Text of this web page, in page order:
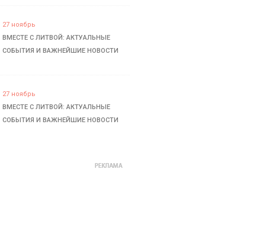
27 ноябрь
ВМЕСТЕ С ЛИТВОЙ: АКТУАЛЬНЫЕ
СОБЫТИЯ И ВАЖНЕЙШИЕ НОВОСТИ
27 ноябрь
ВМЕСТЕ С ЛИТВОЙ: АКТУАЛЬНЫЕ
СОБЫТИЯ И ВАЖНЕЙШИЕ НОВОСТИ